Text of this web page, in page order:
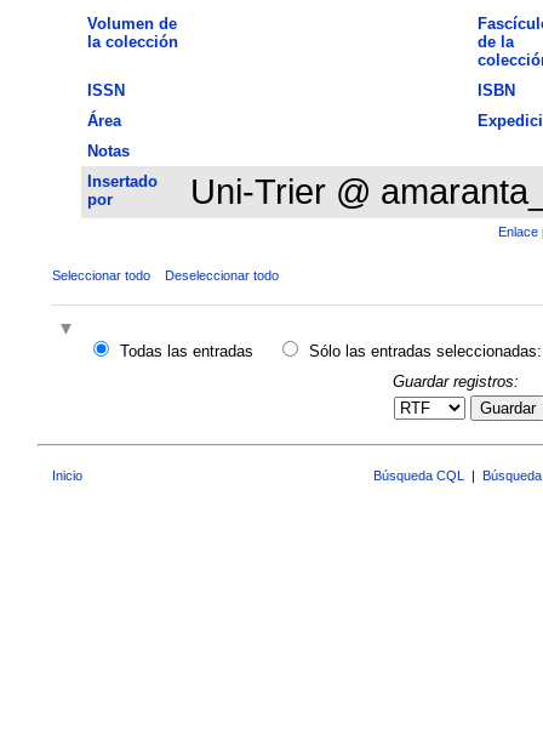
Volumen de
la colección
de la
ISSN
ISBN
Área
Notas
Insertado
por
Uni-Trier @
Enlace
Seleccionar todo Deseleccionar todo
Todas las entradas
Sólo las entradas seleccionadas:
Guardar registros:
Guardar
Inicio Búsqueda CQL